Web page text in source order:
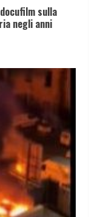
sulla
negli anni